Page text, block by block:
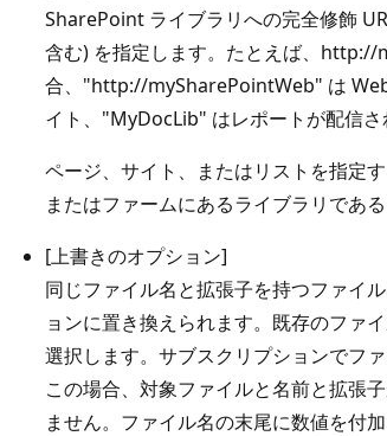
SharePoint ライブラリへの完全修飾
含む) を指定します。たとえば、
合、"http://mySharePointWeb" は
イト、"MyDocLib" はレポートが配信さ
ページ、サイト、またはリストを指定
またはファームにあるライブラリである
[上書きのオプション]
同じファイル名と拡張子を持つファイ
ョンに置き換えられます。既存のファ
選択します。サブスクリプションでフ
この場合、対象ファイルと名前と拡張
ません。ファイル名の末尾に数値を付